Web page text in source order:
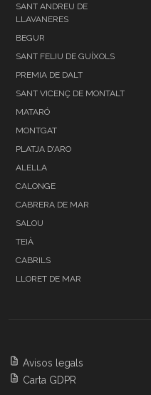
SANT ANDREU DE
LLAVANERES
BEGUR
SANT FELIU DE GUÍXOLS
PREMIA DE DALT
SANT VICENÇ DE MONTALT
MATARÓ
MONTGAT
PLATJA D'ARO
ALELLA
CALONGE
CABRERA DE MAR
SALOU
TEIÀ
CABRILS
LLORET DE MAR
Avisos legals
Carta GDPR